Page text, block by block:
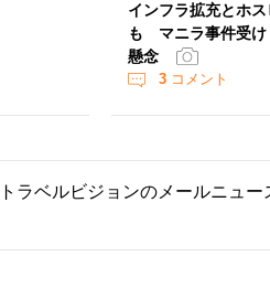
インフラ拡充とホ
も マニラ事件受け
懸念
3コメント
ラベルビジョンのメールニュー